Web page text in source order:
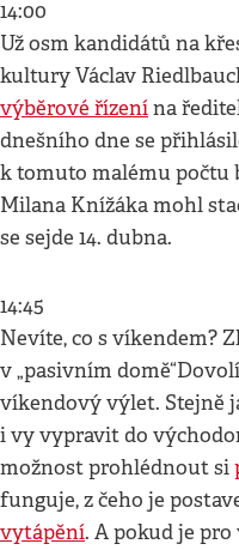
14:00
Už osm kandidátů na
kultury Václav
výběrové řízenína
dnešního dne se
k tomuto malému počtu
Milana Knížáka mohl
se sejde 14. dubna.
14:45
Nevíte, co s víkendem?
v „pasivním
víkendový výlet. Stejně
i vy vypravit do
možnost prohlédnout si
funguje, z čeho je
vytápění. A pokud je